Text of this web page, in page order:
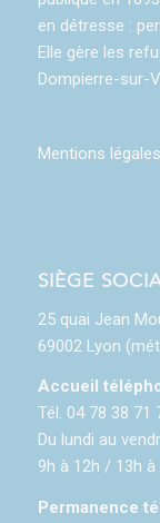
en détresse :
Elle gère les
Dompierre-sur-
Mentions légales
SIÈGE
25 quai Jean
69002 Lyon
Accueil
Tél. 04 78 38 71
Du lundi au
9h à 12h / 13h à
Permanence